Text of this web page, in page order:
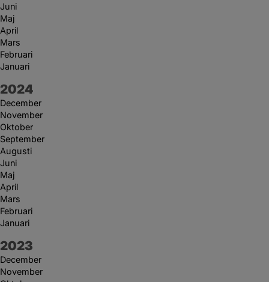
Juni
Maj
April
Mars
Februari
Januari
År:
2024
December
November
Oktober
September
Augusti
Juni
Maj
April
Mars
Februari
Januari
År:
2023
December
November